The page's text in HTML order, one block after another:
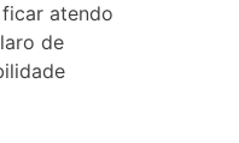
atendo
de